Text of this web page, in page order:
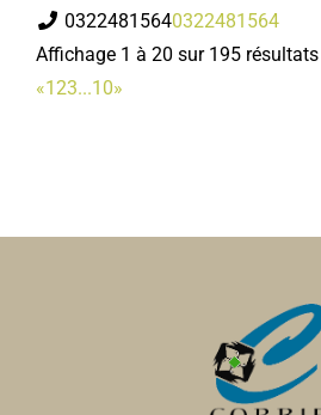
03224815640322481564
Affichage 1 à 20 sur 195 résultats
«123...10»